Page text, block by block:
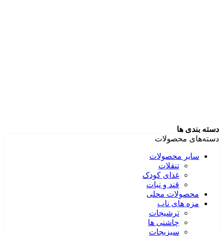
دسته بندی ها
دسته‌های محصولات
سایر محصولات
تنقلات
غذای کودک
قند و نبات
محصولات محلی
مزه های ناب
ترشیجات
چاشنی ها
سبزیجات